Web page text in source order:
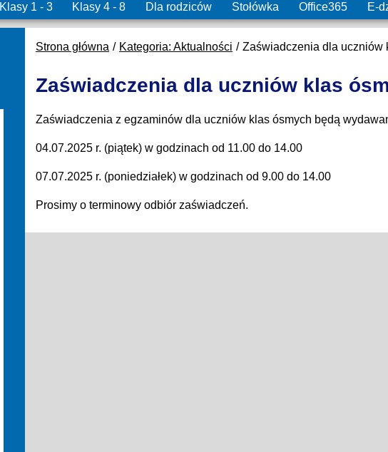
Klasy 1 - 3 Klasy 4 - 8 Dla rodziców Stołówka Office365 E-
Strona główna Kategoria: Aktualności Zaświadczenia dla uczniów
Zaświadczenia dla uczniów klas
Zaświadczenia z egzaminów dla uczniów klas ósmych będą
04.07.2025 r. (piątek) w godzinach od 11.00 do 14.00
07.07.2025 r. (poniedziałek) w godzinach od 9.00 do 14.00
Prosimy o terminowy odbiór zaświadczeń.